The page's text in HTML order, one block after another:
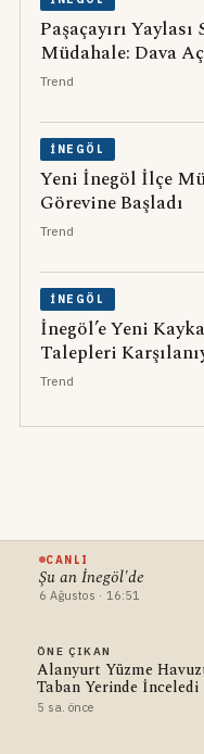
Paşaçayırı
Müdahale: Dava
Trend
İNEGÖL
Yeni İnegöl İlçe
Görevine Başladı
Trend
İNEGÖL
İnegöl’e Yeni
Talepleri
Trend
CANLI
Şu an İnegöl'de
6 Ağustos · 16:51
ÖNE ÇIKAN
Alanyurt Yüzme
Taban Yerinde İnceledi
5 sa. önce